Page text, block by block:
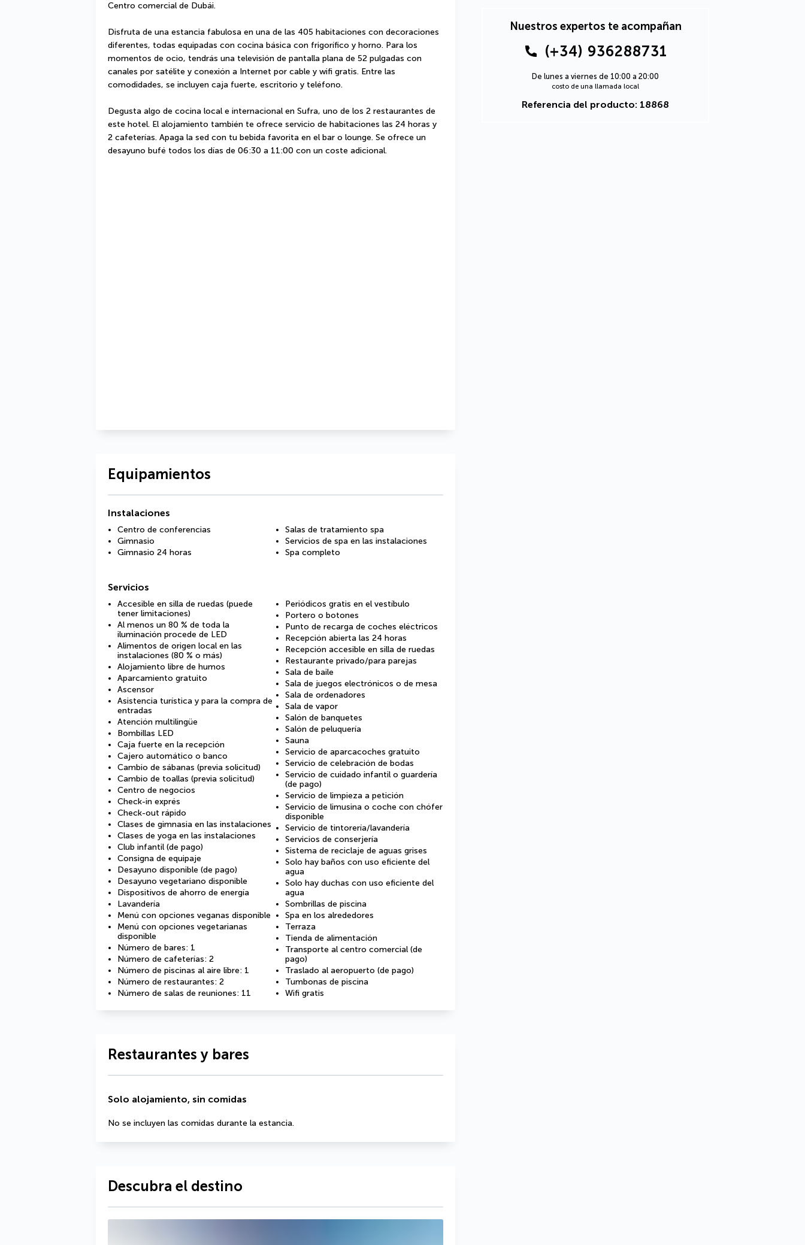
Nuestros expertos te acompañan
(+34) 936288731
De lunes a viernes de 10:00 a 20:00
costo de una llamada local
Referencia del producto: 18868
Centro comercial de Dubái.
Disfruta de una estancia fabulosa en una de las 405 habitaciones con decoraciones
diferentes, todas equipadas con cocina básica con frigorífico y horno. Para los
momentos de ocio, tendrás una televisión de pantalla plana de 52 pulgadas con
canales por satélite y conexión a Internet por cable y wifi gratis. Entre las
comodidades, se incluyen caja fuerte, escritorio y teléfono.
Degusta algo de cocina local e internacional en Sufra, uno de los 2 restaurantes de
este hotel. El alojamiento también te ofrece servicio de habitaciones las 24 horas y
2 cafeterías. Apaga la sed con tu bebida favorita en el bar o lounge. Se ofrece un
desayuno bufé todos los días de 06:30 a 11:00 con un coste adicional.
Equipamientos
Instalaciones
Centro de conferencias
Gimnasio
Gimnasio 24 horas
Salas de tratamiento spa
Servicios de spa en las instalaciones
Spa completo
Servicios
Accesible en silla de ruedas (puede
tener limitaciones)
Al menos un 80 % de toda la
iluminación procede de LED
Alimentos de origen local en las
instalaciones (80 % o más)
Alojamiento libre de humos
Aparcamiento gratuito
Ascensor
Asistencia turística y para la compra de
entradas
Atención multilingüe
Bombillas LED
Caja fuerte en la recepción
Cajero automático o banco
Cambio de sábanas (previa solicitud)
Cambio de toallas (previa solicitud)
Centro de negocios
Check-in exprés
Check-out rápido
Clases de gimnasia en las instalaciones
Clases de yoga en las instalaciones
Club infantil (de pago)
Consigna de equipaje
Desayuno disponible (de pago)
Desayuno vegetariano disponible
Dispositivos de ahorro de energía
Lavandería
Menú con opciones veganas disponible
Menú con opciones vegetarianas
disponible
Número de bares: 1
Número de cafeterías: 2
Número de piscinas al aire libre: 1
Número de restaurantes: 2
Número de salas de reuniones: 11
Periódicos gratis en el vestíbulo
Portero o botones
Punto de recarga de coches eléctricos
Recepción abierta las 24 horas
Recepción accesible en silla de ruedas
Restaurante privado/para parejas
Sala de baile
Sala de juegos electrónicos o de mesa
Sala de ordenadores
Sala de vapor
Salón de banquetes
Salón de peluquería
Sauna
Servicio de aparcacoches gratuito
Servicio de celebración de bodas
Servicio de cuidado infantil o guardería
(de pago)
Servicio de limpieza a petición
Servicio de limusina o coche con chófer
disponible
Servicio de tintorería/lavandería
Servicios de conserjería
Sistema de reciclaje de aguas grises
Solo hay baños con uso eficiente del
agua
Solo hay duchas con uso eficiente del
agua
Sombrillas de piscina
Spa en los alrededores
Terraza
Tienda de alimentación
Transporte al centro comercial (de
pago)
Traslado al aeropuerto (de pago)
Tumbonas de piscina
Wifi gratis
Restaurantes y bares
Solo alojamiento, sin comidas
No se incluyen las comidas durante la estancia.
Descubra el destino